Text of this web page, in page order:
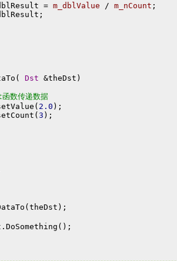
= m_dblValue / m_nCount ;
;
( Dst &theDst )
数传递数据
( 2.0 );
( 3 );
( theDst );
. DoSomething ();